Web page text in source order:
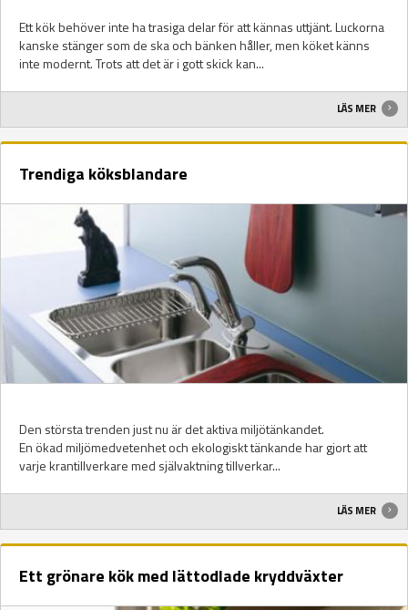
Ett kök behöver inte ha trasiga delar för att kännas uttjänt. Luckorna
kanske stänger som de ska och bänken håller, men köket känns
inte modernt. Trots att det är i gott skick kan...
LÄS MER
Trendiga köksblandare
Den största trenden just nu är det aktiva miljötänkandet.
En ökad miljömedvetenhet och ekologiskt tänkande har gjort att
varje krantillverkare med självaktning tillverkar...
LÄS MER
Ett grönare kök med lättodlade kryddväxter